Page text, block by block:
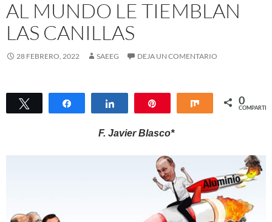
AL MUNDO LE TIEMBLAN
LAS CANILLAS
28 FEBRERO, 2022 SAEEG DEJA UN COMENTARIO
Twittear Compartir Compartir Compartir
0
COMPARTIR
F. Javier Blasco*